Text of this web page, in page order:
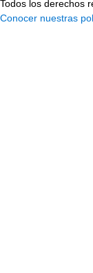
Todos los derechos
Conocer nuestras